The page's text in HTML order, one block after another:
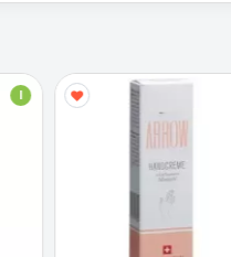
I